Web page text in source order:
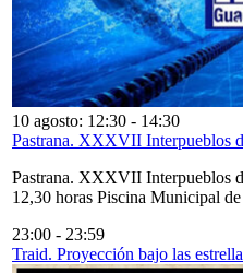
10 agosto: 12:30 - 14:30
Pastrana. XXXVII Interpueblos
Pastrana. XXXVII Interpueblos
12,30 horas Piscina Municipal de
23:00 - 23:59
Traid. Proyección bajo las